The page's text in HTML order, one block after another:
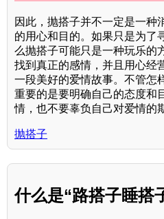
因此，抛搭子并不一定是一种
的用心和目的。如果只是为了
么抛搭子可能只是一种玩乐的
找到真正的感情，并且用心经
一段美好的爱情故事。不管怎
重要的是要明确自己的态度和
情，也不要辜负自己对爱情的
抛搭子
什么是“路搭子睡搭